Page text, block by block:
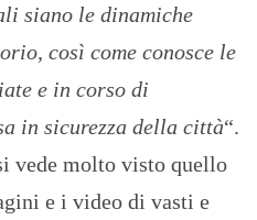
siano le dinamiche
così come conosce le
e in corso di
in sicurezza della città“.
vede molto visto quello
e i video di vasti e